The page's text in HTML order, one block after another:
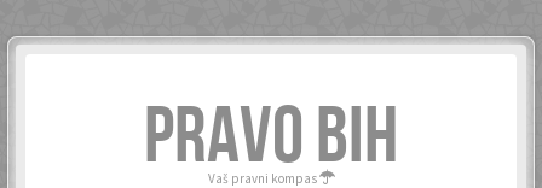
PRAVO BIH
Vaš pravni kompas